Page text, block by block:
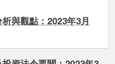
與觀點：2023年3月